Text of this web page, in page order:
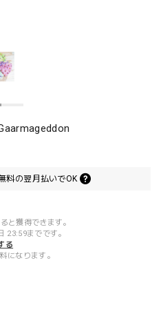
料の翌月払いでOK
と獲得できます。
23:59までです。
る
になります。